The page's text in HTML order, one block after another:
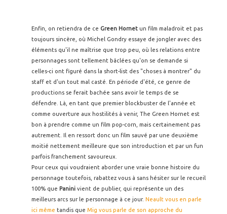
Enfin, on retiendra de ce Green Hornet un film maladroit et pas
toujours sincère, où Michel Gondry essaye de jongler avec des
éléments qu'il ne maîtrise que trop peu, où les relations entre
personnages sont tellement bâclées qu'on se demande si
celles-ci ont figuré dans la short-list des "choses à montrer" du
staff et d'un tout mal casté. En période d'été, ce genre de
productions se ferait bachée sans avoir le temps de se
défendre. Là, en tant que premier blockbuster de l'année et
comme ouverture aux hostilités à venir, The Green Hornet est
bon à prendre comme un film pop-corn, mais certainement pas
autrement. Il en ressort donc un film sauvé par une deuxième
moitié nettement meilleure que son introduction et par un fun
parfois franchement savoureux.
Pour ceux qui voudraient aborder une vraie bonne histoire du
personnage toutefois, rabattez vous à sans hésiter sur le recueil
100% que Panini vient de publier, qui représente un des
meilleurs arcs sur le personnage à ce jour. Neault vous en parle
ici même tandis que Mig vous parle de son approche du